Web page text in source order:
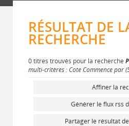
RÉSULTAT DE
RECHERCHE
0 titres trouvés pour la recherche
multi-critères : Cote Commence par
Affiner la
Générer le flux rss
Partager le résultat